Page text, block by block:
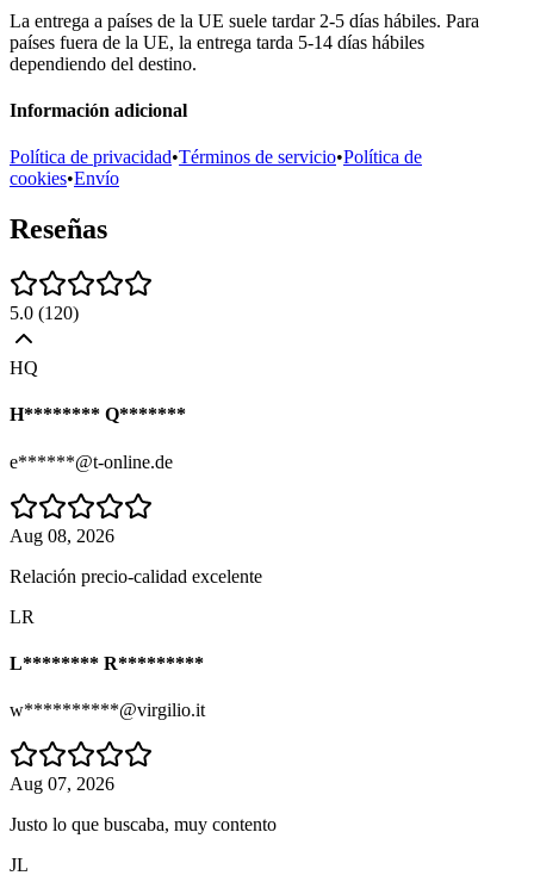
La entrega a países de la UE suele tardar 2-5 días hábiles. Para
países fuera de la UE, la entrega tarda 5-14 días hábiles
dependiendo del destino.
Información adicional
Política de privacidad•Términos de servicio•Política de
cookies•Envío
Reseñas
5.0 (120)
HQ
H******** Q*******
e******@t-online.de
Aug 08, 2026
Relación precio-calidad excelente
LR
L******** R*********
w**********@virgilio.it
Aug 07, 2026
Justo lo que buscaba, muy contento
JL